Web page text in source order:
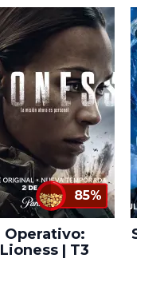
85%
Operativo:
Lioness | T3